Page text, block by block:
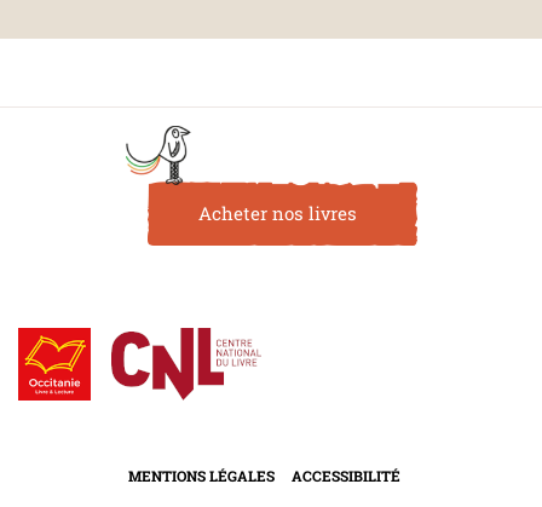
Acheter nos livres
MENTIONS LÉGALES ACCESSIBILITÉ